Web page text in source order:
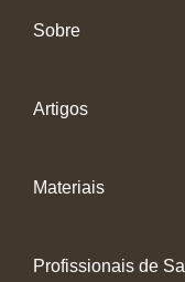
Sobre
Artigos
Materiais
Profissionais de